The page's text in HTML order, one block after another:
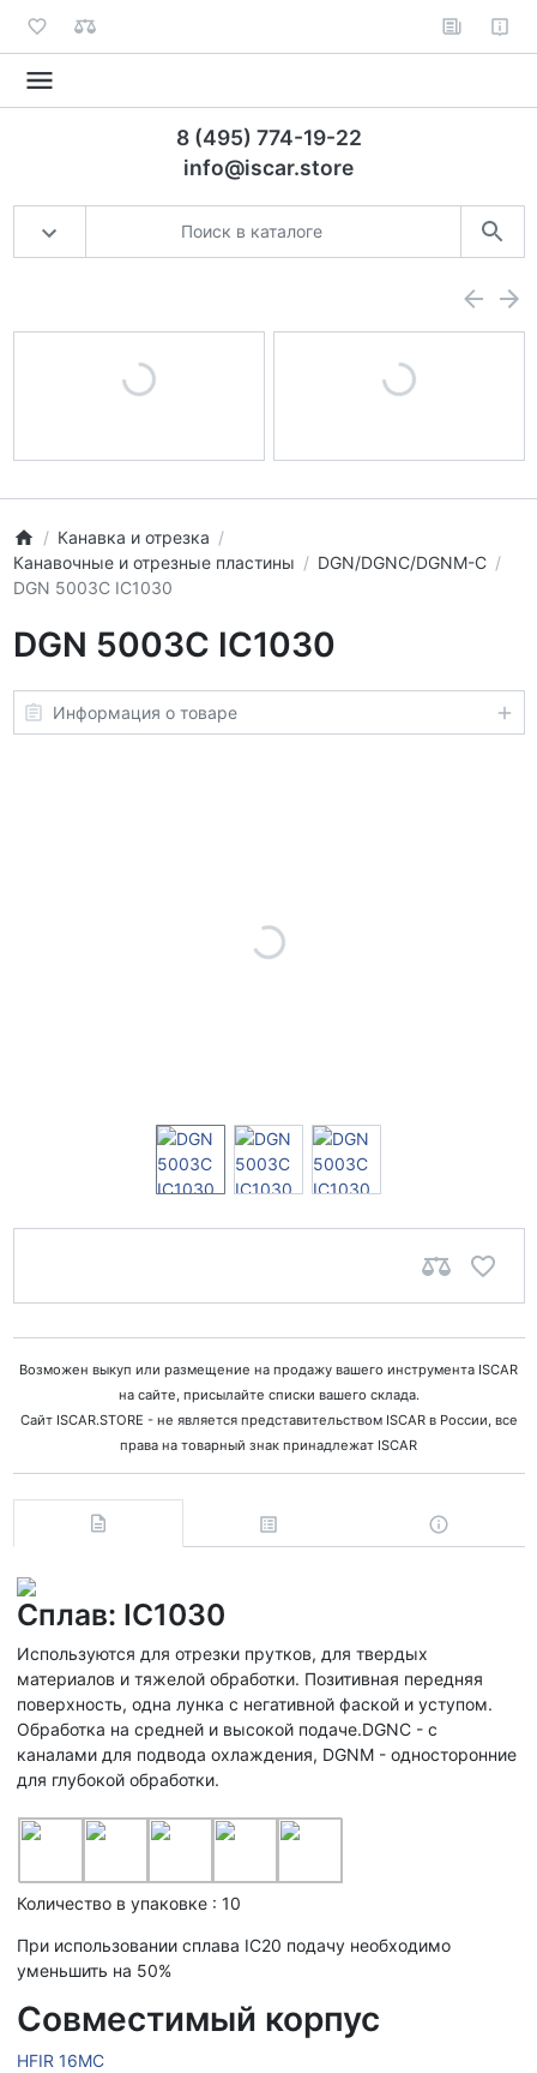
8 (495) 774-19-22
info@iscar.store
Канавка и отрезка
Канавочные и отрезные пластины
DGN/DGNC/DGNM-C
DGN 5003C IC1030
DGN 5003C IC1030
Информация о товаре
Возможен выкуп или размещение на продажу вашего инструмента ISCAR
на сайте, присылайте списки вашего склада.
Сайт ISCAR.STORE - не является представительством ISCAR в России, все
права на товарный знак принадлежат ISCAR
Сплав: IC1030
Используются для отрезки прутков, для твердых
материалов и тяжелой обработки. Позитивная передняя
поверхность, одна лунка с негативной фаской и уступом.
Обработка на средней и высокой подаче.DGNC - с
каналами для подвода охлаждения, DGNM - односторонние
для глубокой обработки.
Количество в упаковке : 10
При использовании сплава IC20 подачу необходимо
уменьшить на 50%
Совместимый корпус
HFIR 16MC